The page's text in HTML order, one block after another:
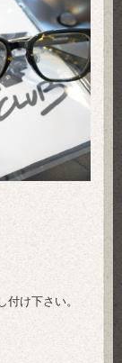
付け下さい。